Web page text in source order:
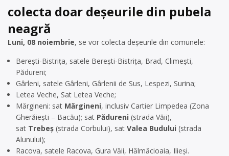
colecta doar deșeurile din pubela
neagră
Luni, 08 noiembrie, se vor colecta deșeurile din comunele:
Berești-Bistrița, satele Berești-Bistrița, Brad, Climești,
Pădureni;
Gârleni, satele Gârleni, Gârlenii de Sus, Lespezi, Surina;
Letea Veche, Sat Letea Veche;
Mărgineni: sat Mărgineni, inclusiv Cartier Limpedea (Zona
Gherăiești – Bacău); sat Pădureni (strada Văii),
sat Trebeș (strada Corbului), sat Valea Budului (strada
Alunului);
Racova, satele Racova, Gura Văii, Hălmăcioaia, Ilieși.